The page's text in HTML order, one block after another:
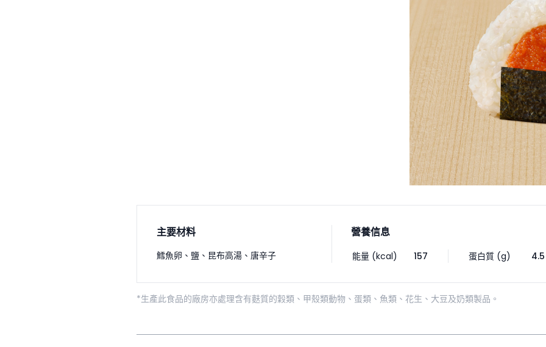
主要材料
鱈魚卵 、 鹽 、 昆布高湯 、 唐辛子
營養信息
能量 (kcal) 157 蛋白質 (g) 4.5
*生產此食品的廠房亦處理含有麩質的穀類、甲殼類動物、蛋類、魚類、花生、大豆及奶類製品。